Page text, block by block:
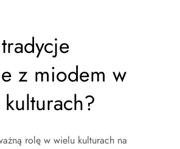
z miodem w
rolę w wielu kulturach na